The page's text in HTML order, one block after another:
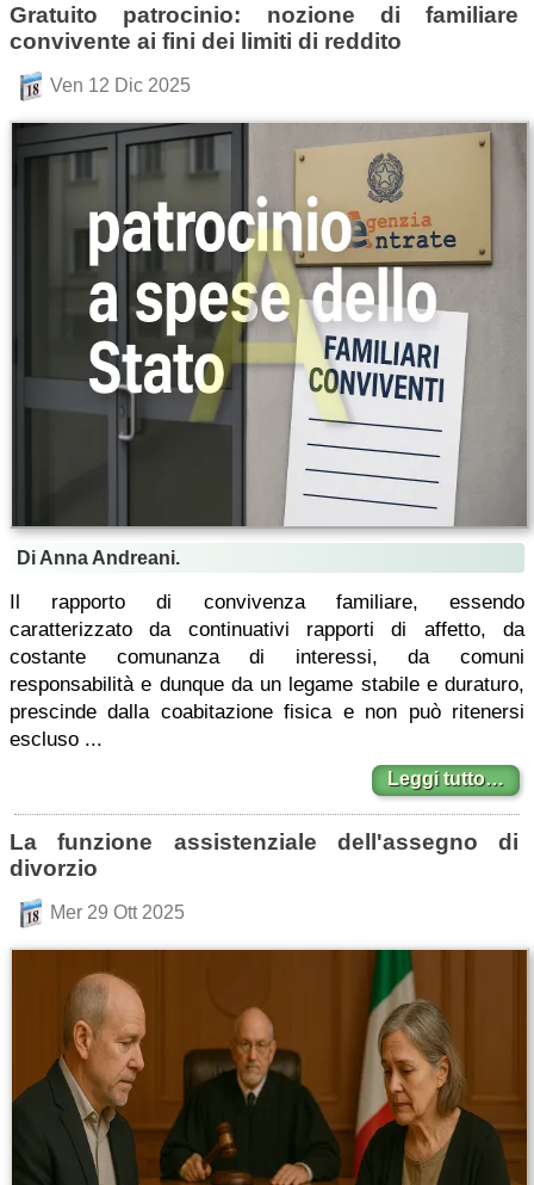
Gratuito patrocinio: nozione di familiare
convivente ai fini dei limiti di reddito
Ven 12 Dic 2025
Di Anna Andreani.
Il rapporto di convivenza familiare, essendo
caratterizzato da continuativi rapporti di affetto, da
costante comunanza di interessi, da comuni
responsabilità e dunque da un legame stabile e duraturo,
prescinde dalla coabitazione fisica e non può ritenersi
escluso ...
Leggi tutto…
La funzione assistenziale dell'assegno di
divorzio
Mer 29 Ott 2025